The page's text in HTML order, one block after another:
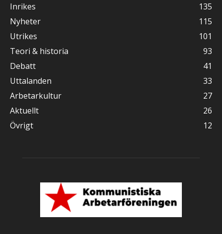
Inrikes
135
Nyheter
115
Utrikes
101
Teori & historia
93
Debatt
41
Uttalanden
33
Arbetarkultur
27
Aktuellt
26
Övrigt
12